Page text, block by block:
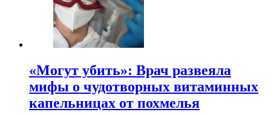
«Могут убить»: Врач развеяла
мифы о чудотворных витаминных
капельницах от похмелья